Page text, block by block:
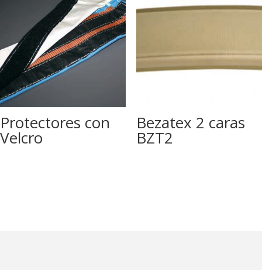
Protectores con
Velcro
Bezatex 2 caras
BZT2